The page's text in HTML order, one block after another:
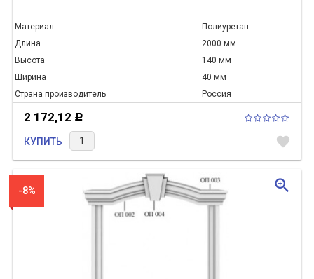
Материал
Полиуретан
Длина
2000 мм
Высота
140 мм
Ширина
40 мм
Страна производитель
Россия
2 172,12 Р
КУПИТЬ favorite
-8% zoom_in